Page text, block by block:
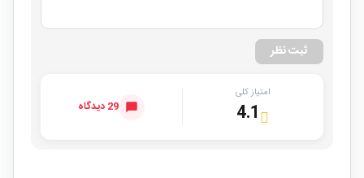
ثبت نظر
امتیاز کلی
4.1 29 دیدگاه